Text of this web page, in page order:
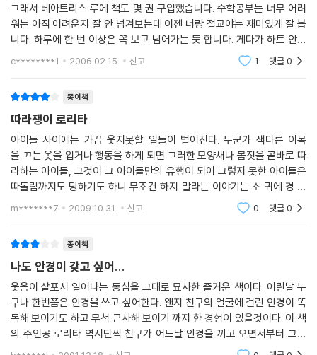
그래서 베아트리스 루에 책도 몇 권 구입했습니다. 수학공부는 너무 어려
워는 아직 어려운지 잘 안 넘겨보는데 이젠 너랑 절교야는 재미있게 잘 봅
니다. 하루에 한 번 이상은 꼭 보고 넘어가는 듯 합니다. 게다가 하트 안경
이 나오자 자기도 사고 싶다는 듯한 눈빛으로 엄마인 저를 쳐다보아서 좀
c********1 2006.02.15. 신고 1 댓글0
종이책
따라쟁이 로리타
아이들 사이에는 가끔 웃지못할 일들이 벌어진다. 누군가 색다른 이목
을 끄는 옷을 입거나 행동을 하게 되면 그러한 모양새나 몸짓을 곧바로 따
라하는 아이들, 그것이 그 아이들만의 유행이 되어 그렇지 못한 아이들은
따돌림까지도 당하기도 하니 무조건 하지 말라는 이야기는 소 귀에 경 읽
기식의 헛된 잔소리가 될때도 있다. 그러고 보니 아이 막내 삼촌도 예전에
m*******7 2009.10.31. 신고 0 댓글0
종이책
나도 안경이 갖고 싶어...
웃음이 살포시 일어나는 동심을 그대로 묘사한 즐거운 책이다. 어린날 누
구나 한번쯤은 안경을 쓰고 싶어한다. 왠지 친구의 얼굴에 걸린 안경이 똑
독해 보이기도 하고 무척 근사해 보이기 까지 한 경험이 있을것이다. 이 책
의 주인공 로리타 역시단짝 친구가 어느날 안경을 끼고 오면서부터 그게
부러워지기 시작한 것이다. 안경이 마냥 끼고 싶은 로리타! 일부러 눈이 나